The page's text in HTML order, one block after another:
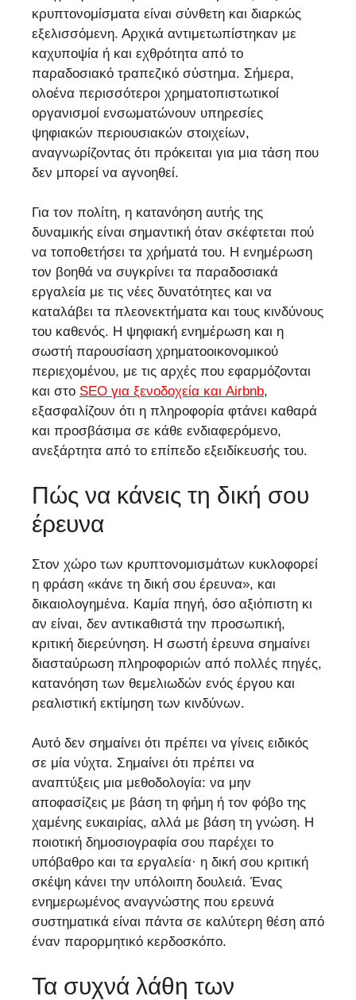
κρυπτονομίσματα είναι σύνθετη και διαρκώς
εξελισσόμενη. Αρχικά αντιμετωπίστηκαν με
καχυποψία ή και εχθρότητα από το
παραδοσιακό τραπεζικό σύστημα. Σήμερα,
ολοένα περισσότεροι χρηματοπιστωτικοί
οργανισμοί ενσωματώνουν υπηρεσίες
ψηφιακών περιουσιακών στοιχείων,
αναγνωρίζοντας ότι πρόκειται για μια τάση που
δεν μπορεί να αγνοηθεί.
Για τον πολίτη, η κατανόηση αυτής της
δυναμικής είναι σημαντική όταν σκέφτεται πού
να τοποθετήσει τα χρήματά του. Η ενημέρωση
τον βοηθά να συγκρίνει τα παραδοσιακά
εργαλεία με τις νέες δυνατότητες και να
καταλάβει τα πλεονεκτήματα και τους κινδύνους
του καθενός. Η ψηφιακή ενημέρωση και η
σωστή παρουσίαση χρηματοοικονομικού
περιεχομένου, με τις αρχές που εφαρμόζονται
και στο SEO για ξενοδοχεία και Airbnb,
εξασφαλίζουν ότι η πληροφορία φτάνει καθαρά
και προσβάσιμα σε κάθε ενδιαφερόμενο,
ανεξάρτητα από το επίπεδο εξειδίκευσής του.
Πώς να κάνεις τη δική σου
έρευνα
Στον χώρο των κρυπτονομισμάτων κυκλοφορεί
η φράση «κάνε τη δική σου έρευνα», και
δικαιολογημένα. Καμία πηγή, όσο αξιόπιστη κι
αν είναι, δεν αντικαθιστά την προσωπική,
κριτική διερεύνηση. Η σωστή έρευνα σημαίνει
διασταύρωση πληροφοριών από πολλές πηγές,
κατανόηση των θεμελιωδών ενός έργου και
ρεαλιστική εκτίμηση των κινδύνων.
Αυτό δεν σημαίνει ότι πρέπει να γίνεις ειδικός
σε μία νύχτα. Σημαίνει ότι πρέπει να
αναπτύξεις μια μεθοδολογία: να μην
αποφασίζεις με βάση τη φήμη ή τον φόβο της
χαμένης ευκαιρίας, αλλά με βάση τη γνώση. Η
ποιοτική δημοσιογραφία σου παρέχει το
υπόβαθρο και τα εργαλεία· η δική σου κριτική
σκέψη κάνει την υπόλοιπη δουλειά. Ένας
ενημερωμένος αναγνώστης που ερευνά
συστηματικά είναι πάντα σε καλύτερη θέση από
έναν παρορμητικό κερδοσκόπο.
Τα συχνά λάθη των